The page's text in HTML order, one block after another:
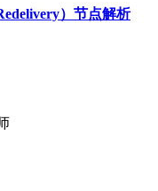
）节点解析